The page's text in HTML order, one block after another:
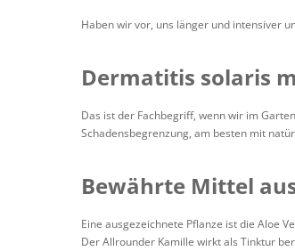
Haben wir vor, uns länger und intensiver
Dermatitis solaris
Das ist der Fachbegriff, wenn wir im
Schadensbegrenzung, am besten mit
Bewährte Mittel
Eine ausgezeichnete Pflanze ist die Aloe
Der Allrounder Kamille wirkt als Tinktur